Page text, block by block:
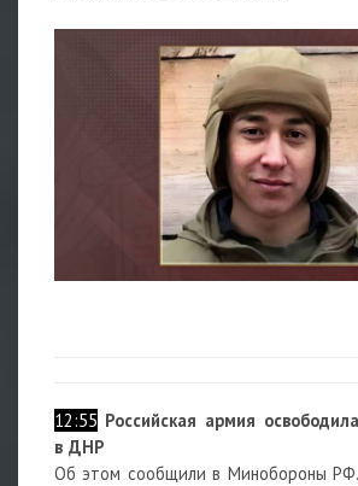
12:55 Российская армия
в ДНР
Об этом сообщили в Минобороны РФ.